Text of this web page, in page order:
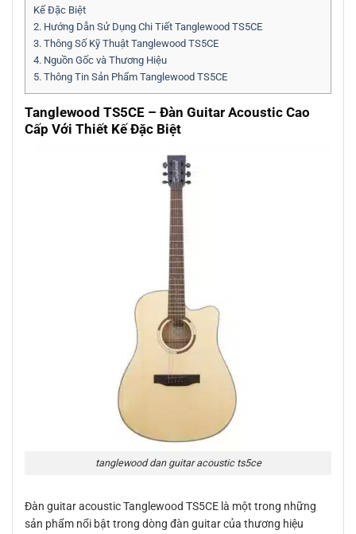
Kế Đặc Biệt
2. Hướng Dẫn Sử Dụng Chi Tiết Tanglewood TS5CE
3. Thông Số Kỹ Thuật Tanglewood TS5CE
4. Nguồn Gốc và Thương Hiệu
5. Thông Tin Sản Phẩm Tanglewood TS5CE
Tanglewood TS5CE – Đàn Guitar Acoustic Cao
Cấp Với Thiết Kế Đặc Biệt
tanglewood dan guitar acoustic ts5ce
Đàn guitar acoustic Tanglewood TS5CE là một trong những
sản phẩm nổi bật trong dòng đàn guitar của thương hiệu